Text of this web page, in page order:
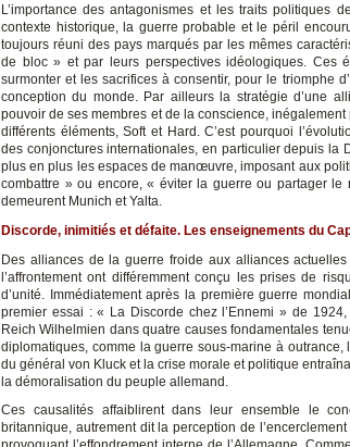
L’importance des antagonismes et les traits politiques
contexte historique, la guerre probable et le péril
toujours réuni des pays marqués par les mêmes
de bloc » et par leurs perspectives idéologiques. Ces
surmonter et les sacrifices à consentir, pour le triomphe
conception du monde. Par ailleurs la stratégie d’une
pouvoir de ses membres et de la conscience,
différents éléments, Soft et Hard. C’est pourquoi
des conjonctures internationales, en particulier depuis la
plus en plus les espaces de manœuvre, imposant aux
combattre » ou encore, « éviter la guerre ou partager
demeurent Munich et Yalta.
Discorde, inimitiés et défaite. Les enseignements du
Des alliances de la guerre froide aux alliances
l’affrontement ont différemment conçu les prises de
d’unité. Immédiatement après la première guerre
premier essai : « La Discorde chez l’Ennemi » de
Reich Wilhelmien dans quatre causes fondamentales
diplomatiques, comme la guerre sous-marine à
du général von Kluck et la crise morale et politique
la démoralisation du peuple allemand.
Ces causalités affaiblirent dans leur ensemble le
britannique, autrement dit la perception de